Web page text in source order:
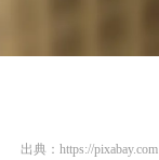
出典： https://pixabay.com